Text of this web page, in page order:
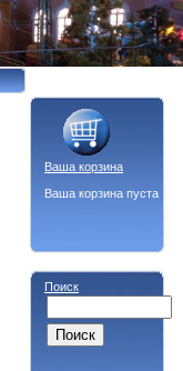
Ваша корзина
Ваша корзина пуста
Поиск